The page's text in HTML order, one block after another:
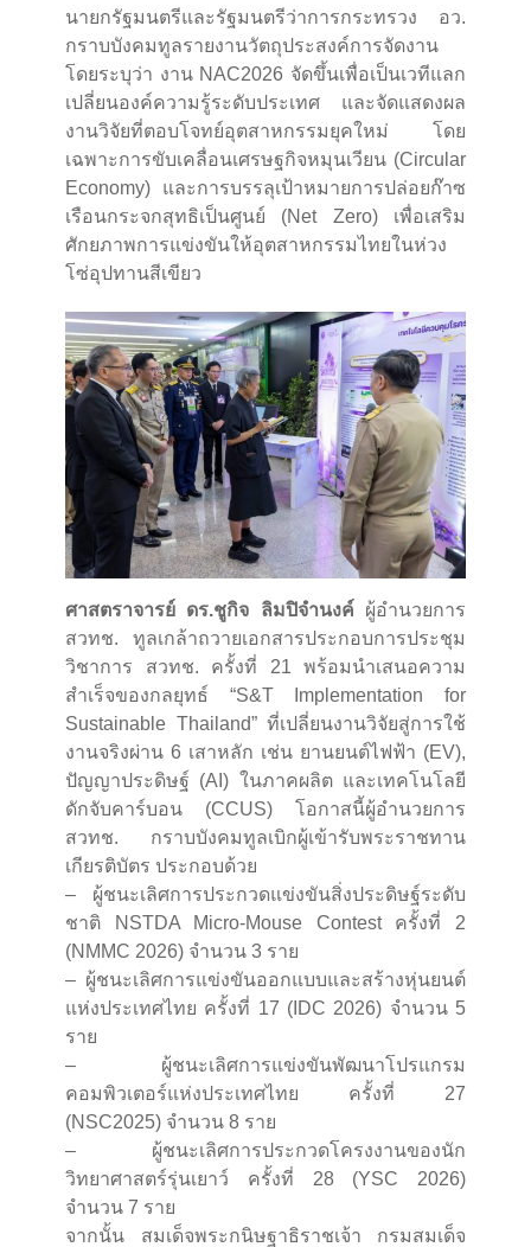
นายกรัฐมนตรีและรัฐมนตรีว่าการกระทรวง อว.
กราบบังคมทูลรายงานวัตถุประสงค์การจัดงาน
โดยระบุว่า งาน NAC2026 จัดขึ้นเพื่อเป็นเวทีแลก
เปลี่ยนองค์ความรู้ระดับประเทศ และจัดแสดงผล
งานวิจัยที่ตอบโจทย์อุตสาหกรรมยุคใหม่ โดย
เฉพาะการขับเคลื่อนเศรษฐกิจหมุนเวียน (Circular
Economy) และการบรรลุเป้าหมายการปล่อยก๊าซ
เรือนกระจกสุทธิเป็นศูนย์ (Net Zero) เพื่อเสริม
ศักยภาพการแข่งขันให้อุตสาหกรรมไทยในห่วง
โซ่อุปทานสีเขียว
ศาสตราจารย์ ดร.ชูกิจ ลิมปิจำนงค์ ผู้อำนวยการ
สวทช. ทูลเกล้าถวายเอกสารประกอบการประชุม
วิชาการ สวทช. ครั้งที่ 21 พร้อมนำเสนอความ
สำเร็จของกลยุทธ์ “S&T Implementation for
Sustainable Thailand” ที่เปลี่ยนงานวิจัยสู่การใช้
งานจริงผ่าน 6 เสาหลัก เช่น ยานยนต์ไฟฟ้า (EV),
ปัญญาประดิษฐ์ (AI) ในภาคผลิต และเทคโนโลยี
ดักจับคาร์บอน (CCUS) โอกาสนี้ผู้อำนวยการ
สวทช. กราบบังคมทูลเบิกผู้เข้ารับพระราชทาน
เกียรติบัตร ประกอบด้วย
– ผู้ชนะเลิศการประกวดแข่งขันสิ่งประดิษฐ์ระดับ
ชาติ NSTDA Micro-Mouse Contest ครั้งที่ 2
(NMMC 2026) จำนวน 3 ราย
– ผู้ชนะเลิศการแข่งขันออกแบบและสร้างหุ่นยนต์
แห่งประเทศไทย ครั้งที่ 17 (IDC 2026) จำนวน 5
ราย
– ผู้ชนะเลิศการแข่งขันพัฒนาโปรแกรม
คอมพิวเตอร์แห่งประเทศไทย ครั้งที่ 27
(NSC2025) จำนวน 8 ราย
– ผู้ชนะเลิศการประกวดโครงงานของนัก
วิทยาศาสตร์รุ่นเยาว์ ครั้งที่ 28 (YSC 2026)
จำนวน 7 ราย
จากนั้น สมเด็จพระกนิษฐาธิราชเจ้า กรมสมเด็จ